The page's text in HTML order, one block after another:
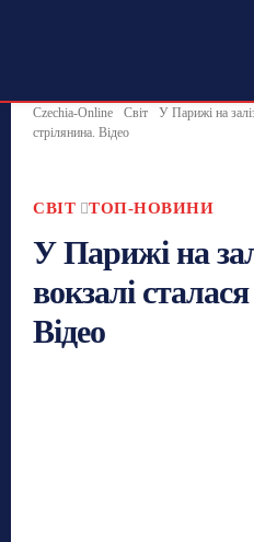
Czechia-Online Світ
У Парижі на
стрілянина. Відео
СВІТ ТОП-НОВИНИ
У Парижі на
вокзалі
Відео